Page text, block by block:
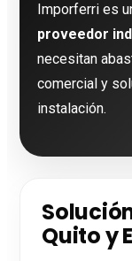
Imporferri es
proveedor
necesitan
comercial y
instalación.
Quito y